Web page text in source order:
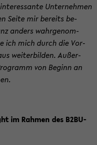
Un­ter­neh­men
Seite mir be­reits be­
an­ders wahr­ge­nom­
ich mich durch die Vor­
wei­ter­bil­den. Au­ßer­
von Be­ginn an
im Rah­men des B2BU-​